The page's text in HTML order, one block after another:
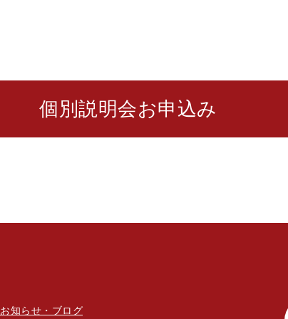
個別説明会お申込み
お知らせ・ブログ